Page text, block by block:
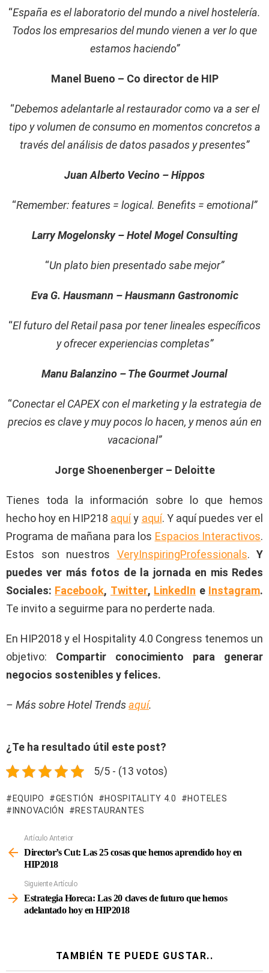
“España es el laboratorio del mundo a nivel hostelería.
Todos los empresarios del mundo vienen a ver lo que
estamos haciendo”
Manel Bueno – Co director de HIP
“Debemos adelantarle al restaurador como va a ser el
tipo y volumen de consumo en momentos concretos a
través del análisis de datos pasados y presentes”
Juan Alberto Vecino – Hippos
“Remember: features = logical. Benefits = emotional”
Larry Mogelonsky – Hotel Mogel Consulting
“Un plato bien presentado sabe mejor”
Eva G. Hausmann – Hausmann Gastronomic
“El futuro del Retail pasa por tener lineales específicos
y ofrecer experiencias completas”
Manu Balanzino – The Gourmet Journal
“Conectar el CAPEX con el marketing y la estrategia de
precios es clave y muy pocos lo hacen, y menos aún en
vacacional”
Jorge Shoenenberger – Deloitte
Tienes toda la información sobre lo que hemos
hecho hoy en HIP218 aquíy aquí. Y aquí puedes ver el
Programa de mañana para los Espacios Interactivos.
Estos son nuestros VeryInspiringProfessionals. Y
puedes ver más fotos de la jornada en mis Redes
Sociales: Facebook, Twitter, LinkedIn e Instagram.
Te invito a seguirme para no perderte nada.
En HIP2018 y el Hospitality 4.0 Congress tenemos un
objetivo: Compartir conocimiento para generar
negocios sostenibles y felices.
– Más sobre Hotel Trendsaquí.
¿Te ha resultado útil este post?
5/5 - (13 votos)
EQUIPO GESTIÓN HOSPITALITY 4.0
HOTELES
INNOVACIÓN
RESTAURANTES
Más
Artículo Anterior
Director’s Cut: Las 25 cosas que hemos aprendido hoy en
HIP2018
Siguiente Artículo
Estrategia Horeca: Las 20 claves de futuro que hemos
adelantado hoy en HIP2018
TAMBIÉN TE PUEDE GUSTAR..